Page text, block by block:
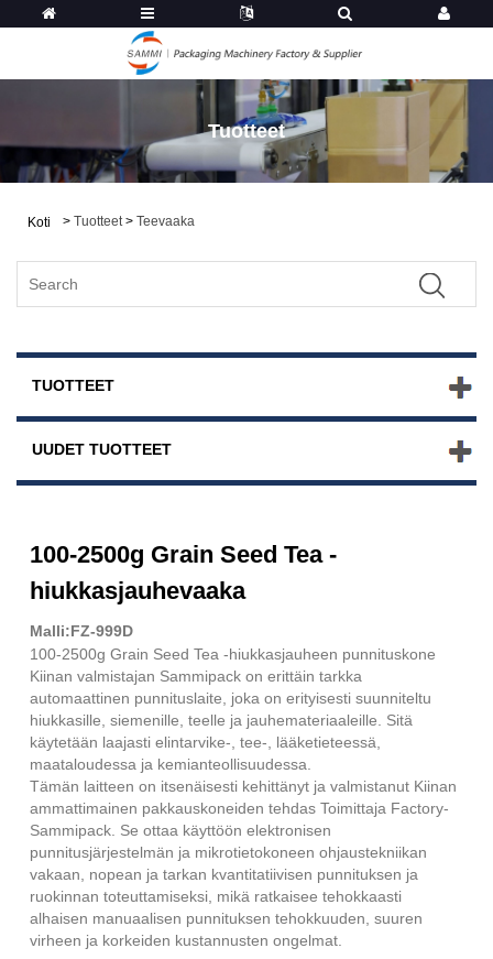
Tuotteet
Koti > Tuotteet > Teevaaka
TUOTTEET
UUDET TUOTTEET
100-2500g Grain Seed Tea -
hiukkasjauhevaaka
Malli:FZ-999D
100-2500g Grain Seed Tea -hiukkasjauheen punnituskone
Kiinan valmistajan Sammipack on erittäin tarkka
automaattinen punnituslaite, joka on erityisesti suunniteltu
hiukkasille, siemenille, teelle ja jauhemateriaaleille. Sitä
käytetään laajasti elintarvike-, tee-, lääketieteessä,
maataloudessa ja kemianteollisuudessa.
Tämän laitteen on itsenäisesti kehittänyt ja valmistanut Kiinan
ammattimainen pakkauskoneiden tehdas Toimittaja Factory-
Sammipack. Se ottaa käyttöön elektronisen
punnitusjärjestelmän ja mikrotietokoneen ohjaustekniikan
vakaan, nopean ja tarkan kvantitatiivisen punnituksen ja
ruokinnan toteuttamiseksi, mikä ratkaisee tehokkaasti
alhaisen manuaalisen punnituksen tehokkuuden, suuren
virheen ja korkeiden kustannusten ongelmat.